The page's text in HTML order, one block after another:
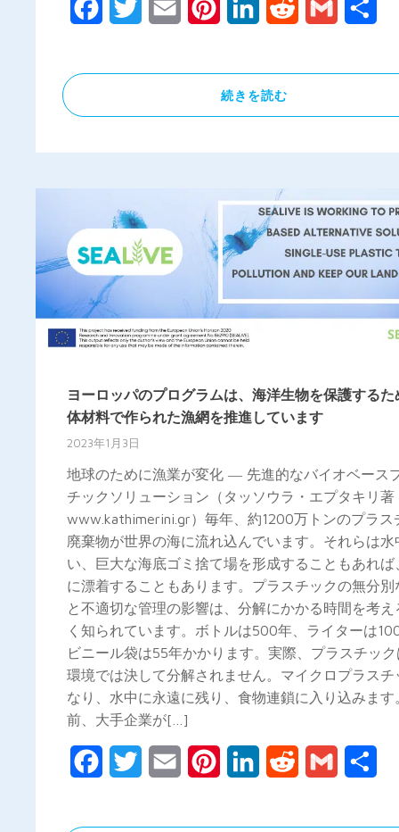
FacebookTwitter Email PinterestLinkedIn Reddit Gmail
続きを読む
ヨーロッパのプログラムは、海洋生物を保護するた
体材料で作られた漁網を推進しています
2023年1月3日
地球のために漁業が変化 ― 先進的なバイオベース
チックソリューション（タッソウラ・エプタキリ
www.kathimerini.gr）毎年、約1200万トンのプラス
廃棄物が世界の海に流れ込んでいます。それらは水
い、巨大な海底ゴミ捨て場を形成することもあれば
に漂着することもあります。プラスチックの無分別
と不適切な管理の影響は、分解にかかる時間を考え
く知られています。ボトルは500年、ライターは
ビニール袋は55年かかります。実際、プラスチッ
環境では決して分解されません。マイクロプラスチ
なり、水中に永遠に残り、食物連鎖に入り込みます
前、大手企業が[…]
FacebookTwitter Email PinterestLinkedIn Reddit Gmail